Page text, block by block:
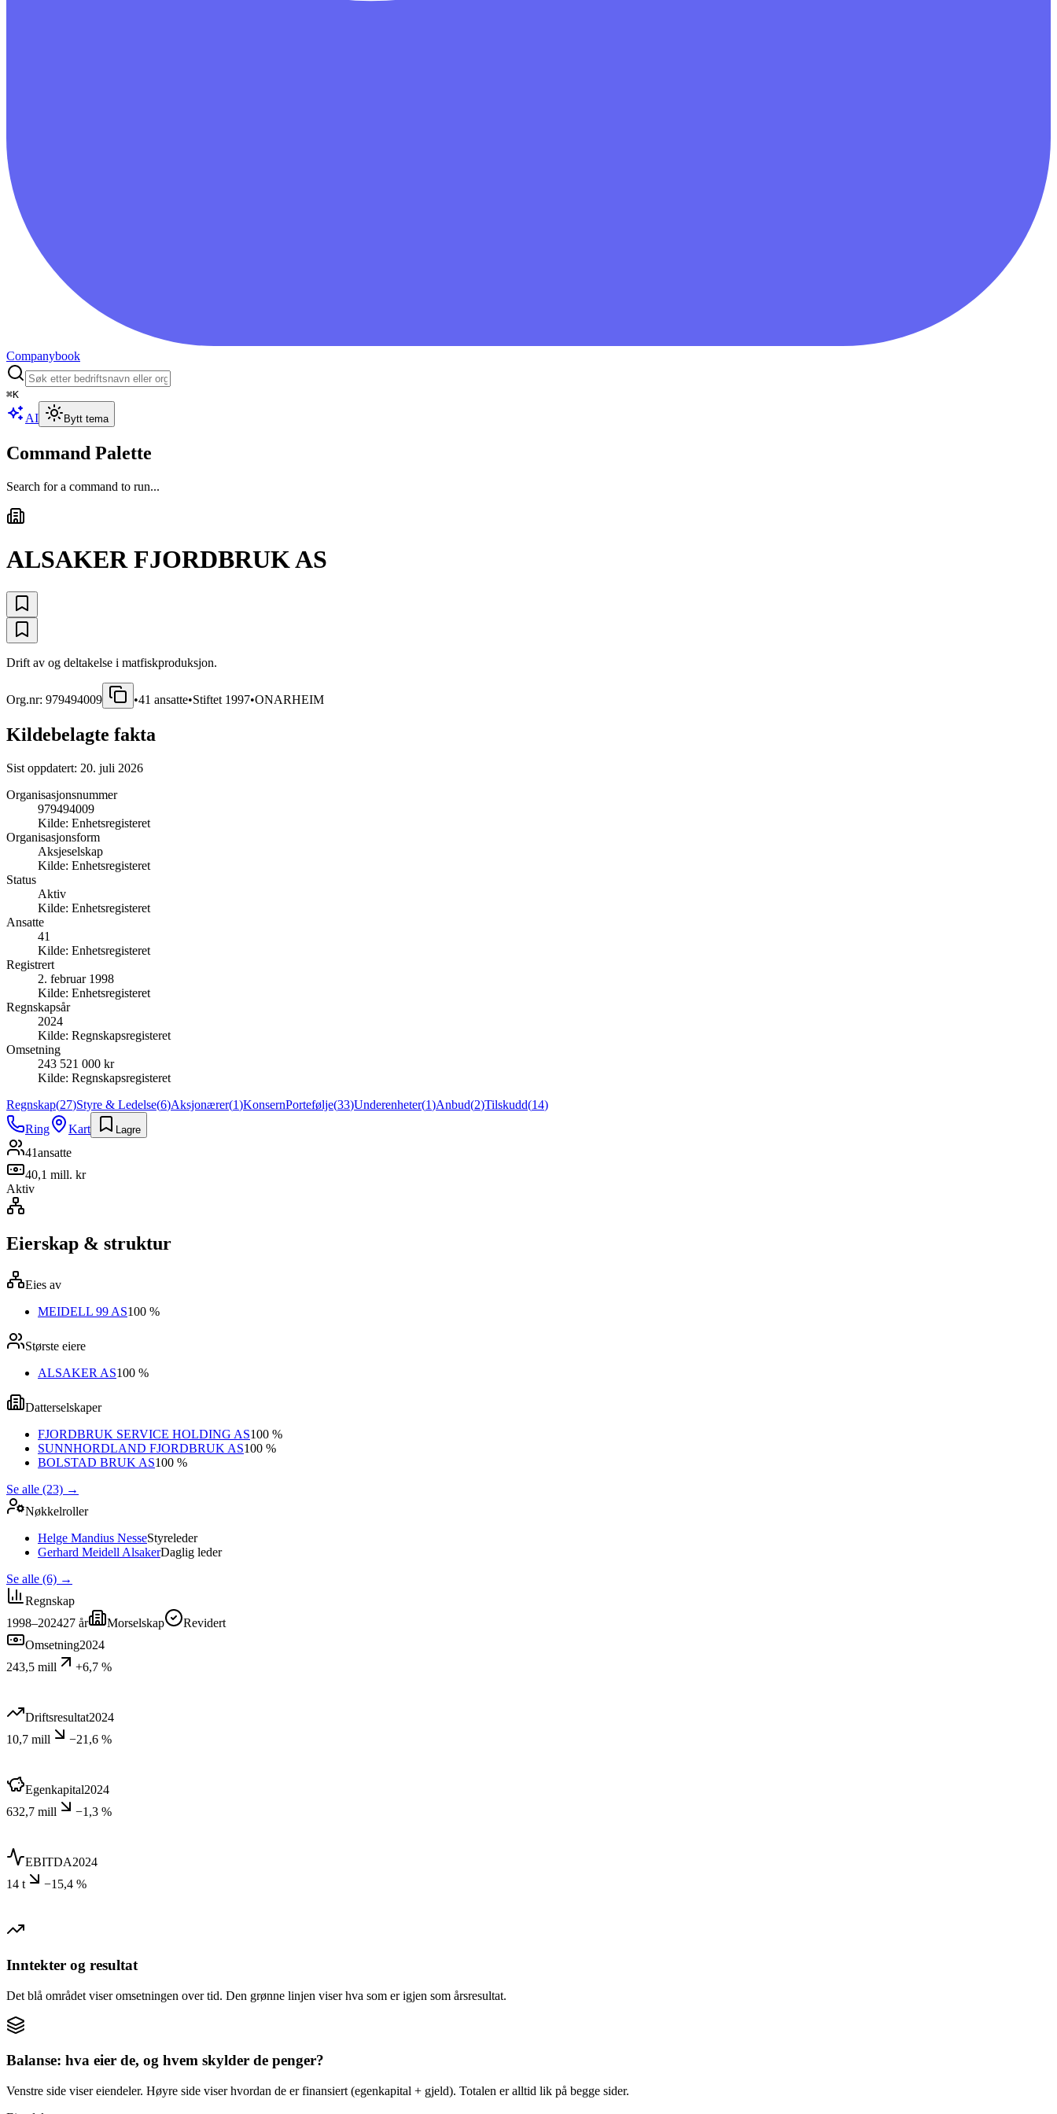
Companybook
⌘K
AI Bytt tema
Command Palette
Search for a command to run...
ALSAKER FJORDBRUK AS
Drift av og deltakelse i matfiskproduksjon.
Org.nr: 979494009 •41 ansatte•Stiftet 1997•ONARHEIM
Kildebelagte fakta
Sist oppdatert: 20. juli 2026
Organisasjonsnummer
979494009
Kilde: Enhetsregisteret
Organisasjonsform
Aksjeselskap
Kilde: Enhetsregisteret
Status
Aktiv
Kilde: Enhetsregisteret
Ansatte
41
Kilde: Enhetsregisteret
Registrert
2. februar 1998
Kilde: Enhetsregisteret
Regnskapsår
2024
Kilde: Regnskapsregisteret
Omsetning
243 521 000 kr
Kilde: Regnskapsregisteret
Regnskap(27)Styre & Ledelse(6)Aksjonærer(1)KonsernPortefølje(33)Underenheter(1)Anbud(2)Tilskudd(14)
Ring
Kart Lagre
41ansatte
40,1 mill. kr
Aktiv
Eierskap & struktur
Eies av
MEIDELL 99 AS100 %
Største eiere
ALSAKER AS100 %
Datterselskaper
FJORDBRUK SERVICE HOLDING AS100 %
SUNNHORDLAND FJORDBRUK AS100 %
BOLSTAD BRUK AS100 %
Se alle (23) →
Nøkkelroller
Helge Mandius NesseStyreleder
Gerhard Meidell AlsakerDaglig leder
Se alle (6) →
Regnskap
1998–202427 år Morselskap
Revidert
Omsetning2024
243,5 mill
+6,7 %
Driftsresultat2024
10,7 mill
−21,6 %
Egenkapital2024
632,7 mill
−1,3 %
EBITDA2024
14 t
−15,4 %
Inntekter og resultat
Det blå området viser omsetningen over tid. Den grønne linjen viser hva som er igjen som årsresultat.
Balanse: hva eier de, og hvem skylder de penger?
Venstre side viser eiendeler. Høyre side viser hvordan de er finansiert (egenkapital + gjeld). Totalen er alltid lik på begge sider.